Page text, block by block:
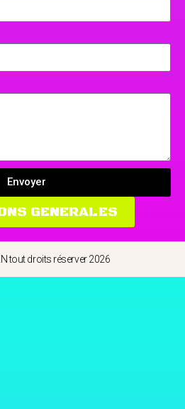
Envoyer
GENERALES
tout droits réserver 2026